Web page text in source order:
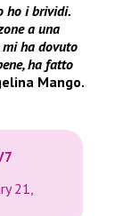
ho i brividi.
a una
ha dovuto
ha fatto
Mango.
21,